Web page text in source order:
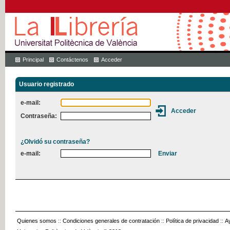
Principal Contáctenos Acceder
Usuario registrado
e-mail:
Contraseña:
¿Olvidó su contraseña?
e-mail:
Quienes somos :: Condiciones generales de contratación :: Política de privacidad ::